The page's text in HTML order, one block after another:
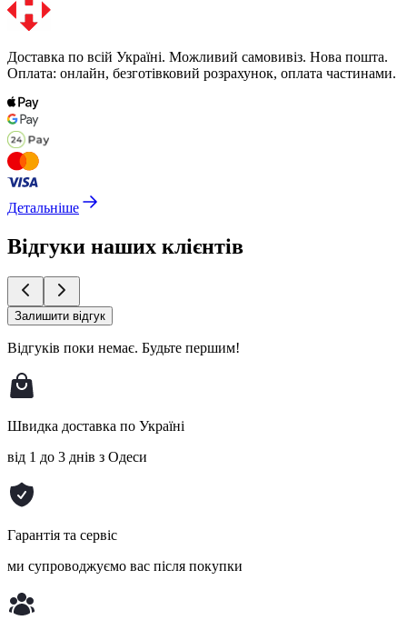
Доставка по всій Україні. Можливий самовивіз. Нова пошта.
Оплата: онлайн, безготівковий розрахунок, оплата частинами.
Детальніше
Відгуки наших клієнтів
Залишити відгук
Відгуків поки немає. Будьте першим!
Швидка доставка по Україні
від 1 до 3 днів з Одеси
Гарантія та сервіс
ми супроводжуємо вас після покупки